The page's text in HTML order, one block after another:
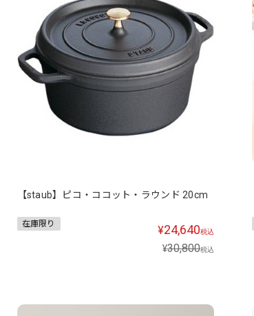
【staub】ピコ・ココット・ラウンド 20cm
在庫限り ¥24,640税込
¥30,800税込